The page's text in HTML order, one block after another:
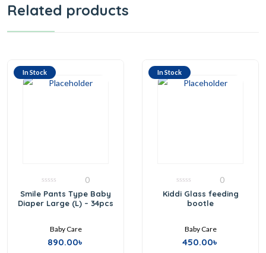
Related products
In Stock
0
out
of
0
Smile Pants Type Baby
Diaper Large (L) – 34pcs
Baby Care
890.00৳
In Stock
0
out
0
Kiddi Glass feeding
bootle
Baby Care
450.00৳